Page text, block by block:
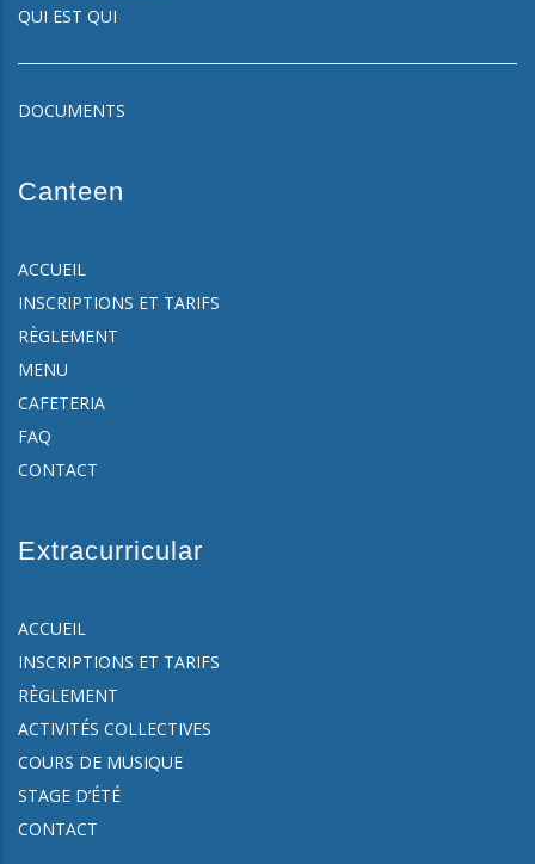
QUI EST QUI
DOCUMENTS
Canteen
ACCUEIL
INSCRIPTIONS ET TARIFS
RÈGLEMENT
MENU
CAFETERIA
FAQ
CONTACT
Extracurricular
ACCUEIL
INSCRIPTIONS ET TARIFS
RÈGLEMENT
ACTIVITÉS COLLECTIVES
COURS DE MUSIQUE
STAGE D’ÉTÉ
CONTACT